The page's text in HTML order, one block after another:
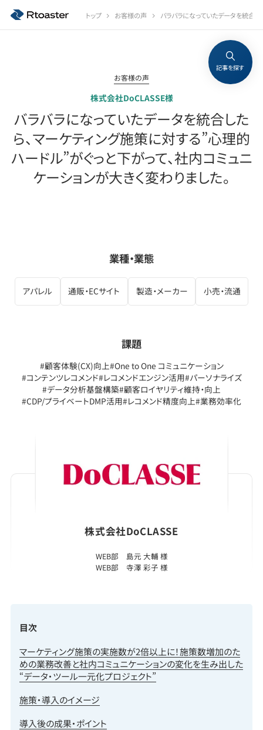
トップ お客様の声 バラバラになっていたデータを統合し
お客様の声
株式会社DoCLASSE様
バラバラになっていたデータを統合した
ら、マーケティング施策に対する”心理的
ハードル”がぐっと下がって、社内コミュニ
ケーションが大きく変わりました。
記事を探す
業種・業態
アパレル 通販・ECサイト 製造・メーカー 小売・流通
課題
#顧客体験(CX)向上#One to One コミュニケーション
#コンテンツレコメンド#レコメンドエンジン活用#パーソナライズ
#データ分析基盤構築#顧客ロイヤリティ維持・向上
#CDP/プライベートDMP活用#レコメンド精度向上#業務効率化
株式会社DoCLASSE
WEB部 島元 大輔 様
WEB部 寺澤 彩子 様
目次
マーケティング施策の実施数が2倍以上に！施策数増加のた
めの業務改善と社内コミュニケーションの変化を生み出した
“データ・ツール一元化プロジェクト”
施策・導入のイメージ
導入後の成果・ポイント